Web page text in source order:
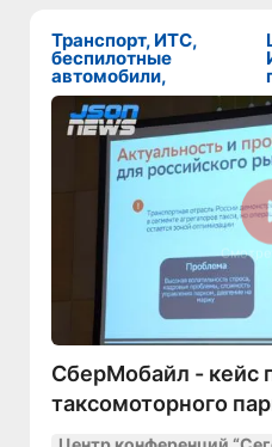
Транспорт, ИТС,
беспилотные
автомобили,
СберМобайл - кейс
таксомоторного